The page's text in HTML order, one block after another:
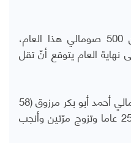
وأجلت الأمم المتحدة أكثر من 500 صومالي هذا العام،
العام يتوقع أنّ تقل
ومن بين هؤلاء، المقاول الصومالي أحمد أبو بكر مرزوق (58
عاما) الذي جاء إلى اليمن قبل 25 عاما وتزوج مرّتين وأنجب